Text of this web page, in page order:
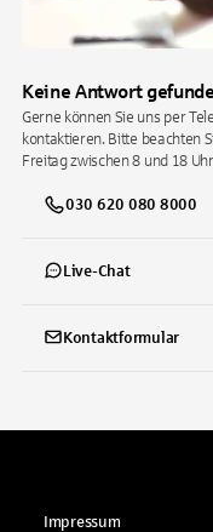
Keine Antwort
Gerne können Sie uns per
kontaktieren. Bitte beachten
Freitag zwischen 8 und 18
030 620 080 8000
Live-Chat
Kontaktformular
Impressum